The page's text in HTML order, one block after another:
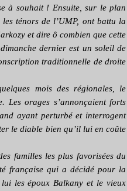
à souhait ! Ensuite, sur le plan
ténors de l’UMP, ont battu la
et dire ô combien que cette
dernier est un soleil de
traditionnelle de droite
mois des régionales, le
orages s’annonçaient forts
ayant perturbé et interrogent
le diable bien qu’il lui en coûte
familles les plus favorisées du
française qui a décidé pour la
les époux Balkany et le vieux